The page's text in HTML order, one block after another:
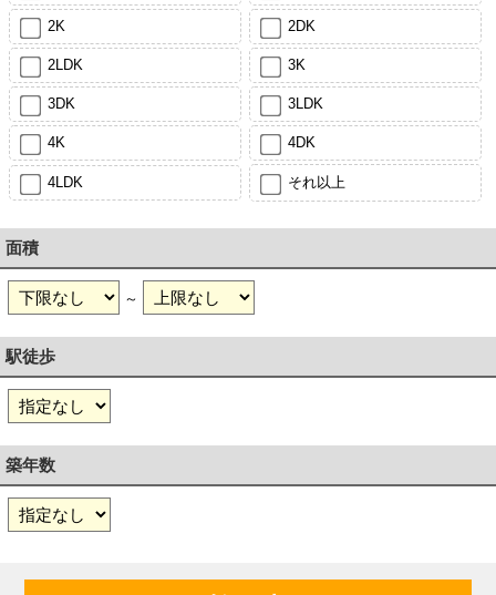
2K 2DK
2LDK 3K
3DK 3LDK
4K 4DK
4LDK それ以上
面積
～
駅徒歩
築年数